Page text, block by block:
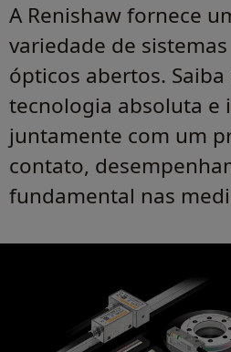
A Renishaw fornece
variedade de
ópticos abertos.
tecnologia absoluta e
juntamente com um
contato,
fundamental nas